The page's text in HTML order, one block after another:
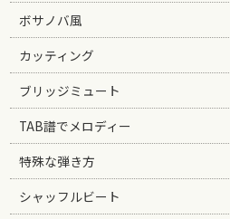
ボサノバ風
カッティング
ブリッジミュート
TAB譜でメロディー
特殊な弾き方
シャッフルビート